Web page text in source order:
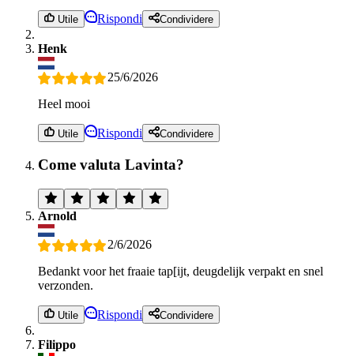
Utile Rispondi Condividere
Henk
25/6/2026
Heel mooi
Utile Rispondi Condividere
Come valuta Lavinta?
Arnold
2/6/2026
Bedankt voor het fraaie tap[ijt, deugdelijk verpakt en snel
verzonden.
Utile Rispondi Condividere
Filippo